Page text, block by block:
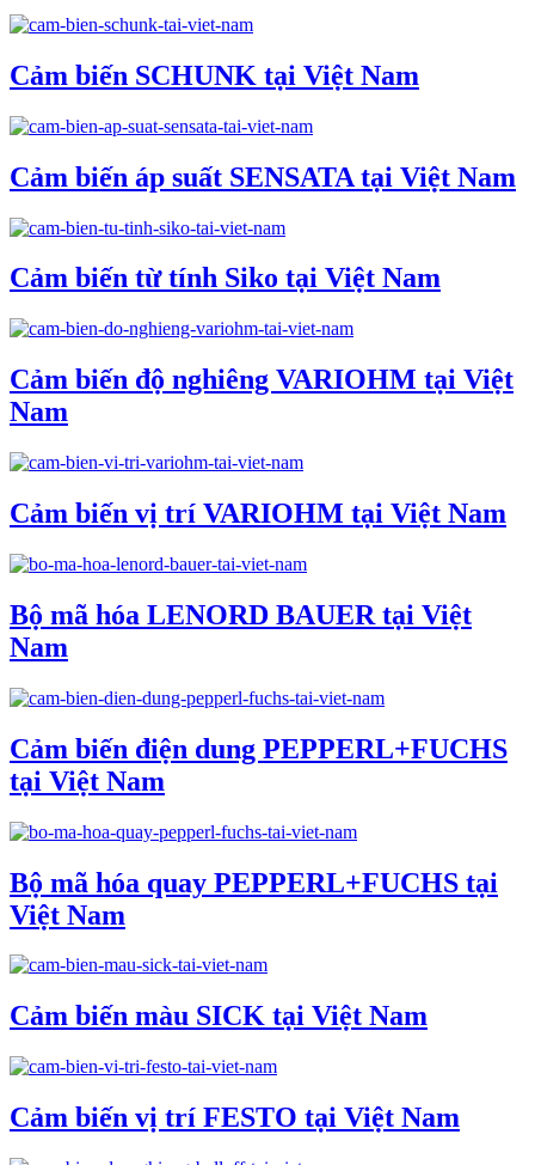
Cảm biến SCHUNK tại Việt Nam
Cảm biến áp suất SENSATA tại Việt Nam
Cảm biến từ tính Siko tại Việt Nam
Cảm biến độ nghiêng VARIOHM tại Việt
Nam
Cảm biến vị trí VARIOHM tại Việt Nam
Bộ mã hóa LENORD BAUER tại Việt
Nam
Cảm biến điện dung PEPPERL+FUCHS
tại Việt Nam
Bộ mã hóa quay PEPPERL+FUCHS tại
Việt Nam
Cảm biến màu SICK tại Việt Nam
Cảm biến vị trí FESTO tại Việt Nam